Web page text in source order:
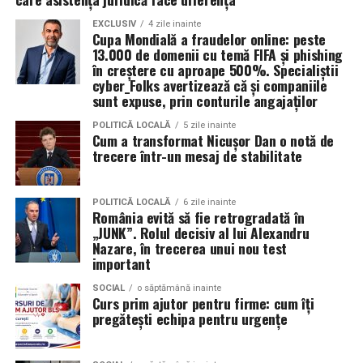
Tipul deulei de motor Ravenol
recomandat pentru numeroase motoare moderne care
necesită un ulei 5W30 cu aprobări OEM specifice.
În funcție de specificațiile constructorului, poate fi
utilizat pe vehicule ale unor mărci precum:
BMW;
Mercedes-Benz;
Volkswagen;
Audi;
Skoda;
Seat;
Porsche;
Opel;
naturale.
Impactul pozitiv asupra imaginii evenimentului
Alegerea unor soluții ecologice, precum tipul ecologic
de toaletă, poate aduce beneficii semnificative imaginii
unui eveniment. Într-o eră în care participanții devin din
ce în ce mai conștienți de problemele de mediu,
organizatorii care aleg să adopte soluții sustenabile, cum
ar fi închirierea toaletelor din gama ecologică, pot
câștiga aprecierea publicului.
Aceasta nu doar că îmbunătățește percepția față de
eveniment, dar poate și atrage mai mulți participanți
care sunt interesați de susținerea unor cauze ecologice.
Promovând un eveniment “verde”, organizatorii pot
atrage atenția asupra angajamentului față de protejarea
mediului și față de responsabilitatea socială.
EXCLUSIV 4 zile inainte
Cupa Mondială a fraudelor online: peste
13.000 de domenii cu temă FIFA și phishing
în creștere cu aproape 500%. Specialiștii
cyber_Folks avertizează că și companiile
sunt expuse, prin conturile angajaților
POLITICĂ LOCALĂ 5 zile inainte
Cum a transformat Nicușor Dan o notă de
trecere într-un mesaj de stabilitate
POLITICĂ LOCALĂ 6 zile inainte
România evită să fie retrogradată în
„JUNK”. Rolul decisiv al lui Alexandru
Nazare, în trecerea unui nou test
important
SOCIAL o săptămână inainte
Curs prim ajutor pentru firme: cum îți
pregătești echipa pentru urgențe